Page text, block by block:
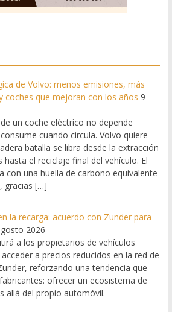
de Volvo: menos emisiones, más
coches que mejoran con los años 9
un coche eléctrico no depende
cuando circula. Volvo quiere
batalla se libra desde la extracción
el reciclaje final del vehículo. El
con una huella de carbono equivalente
gracias […]
la recarga: acuerdo con Zunder para
2026
a los propietarios de vehículos
a precios reducidos en la red de
reforzando una tendencia que
ofrecer un ecosistema de
allá del propio automóvil.